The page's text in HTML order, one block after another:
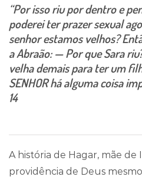
“Por isso riu por dentro e
poderei ter prazer sexual
senhor estamos velhos?
a Abraão: — Por que Sara
velha demais para ter um
SENHOR há alguma coisa
14
A história de Hagar, mãe de
providência de Deus